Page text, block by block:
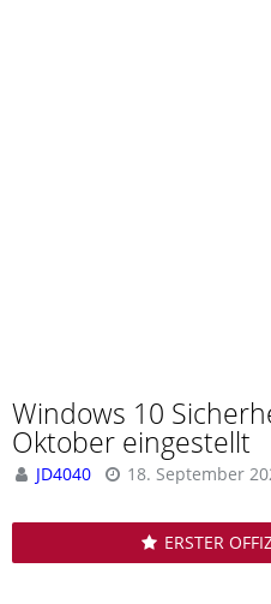
Windows 10
Oktober eingestellt
JD4040 18. September
ERSTER